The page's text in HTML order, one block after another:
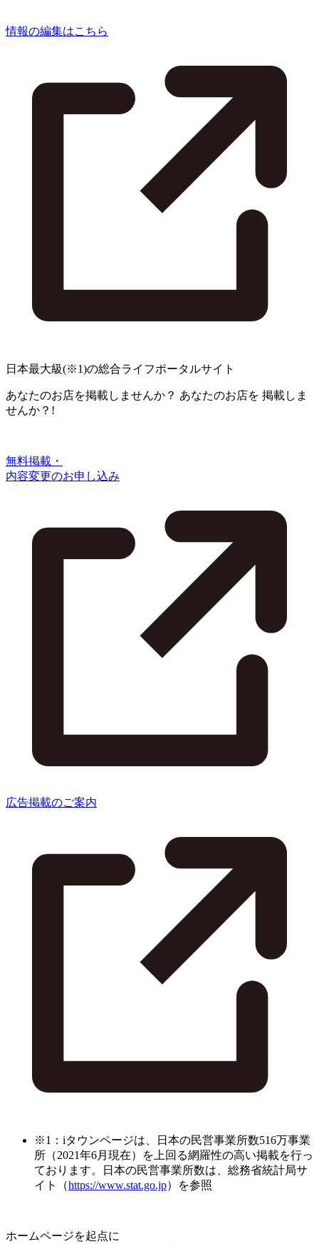
情報の編集はこちら
日本最大級(※1)の総合ライフポータルサイト
あなたのお店を掲載しませんか？ あなたのお店を 掲載しま
せんか？!
無料掲載・
内容変更のお申し込み
広告掲載のご案内
※1：iタウンページは、日本の民営事業所数516万事業
所（2021年6月現在）を上回る網羅性の高い掲載を行っ
ております。日本の民営事業所数は、総務省統計局サ
イト（https://www.stat.go.jp）を参照
ホームページを起点に